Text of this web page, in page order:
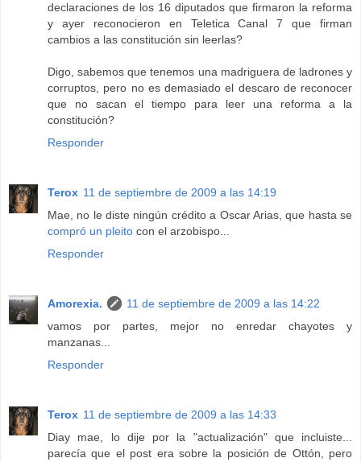
declaraciones de los 16 diputados que firmaron la reforma
y ayer reconocieron en Teletica Canal 7 que firman
cambios a las constitución sin leerlas?
Digo, sabemos que tenemos una madriguera de ladrones y
corruptos, pero no es demasiado el descaro de reconocer
que no sacan el tiempo para leer una reforma a la
constitución?
Responder
Terox 11 de septiembre de 2009 a las 14:19
Mae, no le diste ningún crédito a Oscar Arias, que hasta se
compró un pleito con el arzobispo...
Responder
Amorexia.
11 de septiembre de 2009 a las 14:22
vamos por partes, mejor no enredar chayotes y
manzanas...
Responder
Terox 11 de septiembre de 2009 a las 14:33
Diay mae, lo dije por la "actualización" que incluiste...
parecía que el post era sobre la posición de Ottón, pero